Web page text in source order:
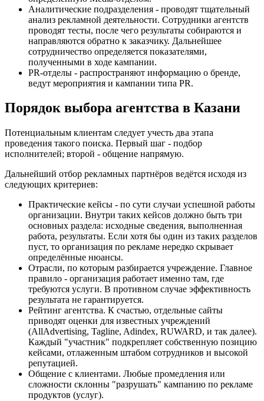
Аналитические подразделения - проводят тщательный
анализ рекламной деятельности. Сотрудники агентств
проводят тесты, после чего результаты собираются и
направляются обратно к заказчику. Дальнейшее
сотрудничество определяется показателями,
полученными в ходе кампании.
PR-отделы - распространяют информацию о бренде,
ведут мероприятия и кампании типа PR.
Порядок выбора агентства в Казани
Потенциальным клиентам следует учесть два этапа
проведения такого поиска. Первый шаг - подбор
исполнителей; второй - общение напрямую.
Дальнейший отбор рекламных партнёров ведётся исходя из
следующих критериев:
Практические кейсы - по сути случаи успешной работы
организации. Внутри таких кейсов должно быть три
основных раздела: исходные сведения, выполненная
работа, результаты. Если хотя бы один из таких разделов
пуст, то организация по рекламе нередко скрывает
определённые нюансы.
Отрасли, по которым разбирается учреждение. Главное
правило - организация работает именно там, где
требуются услуги. В противном случае эффективность
результата не гарантируется.
Рейтинг агентства. К счастью, отдельные сайты
приводят оценки для известных учреждений
(AllAdvertising, Tagline, Adindex, RUWARD, и так далее).
Каждый "участник" подкрепляет собственную позицию
кейсами, отлаженным штабом сотрудников и высокой
репутацией.
Общение с клиентами. Любые промедления или
сложности склонны "разрушать" кампанию по рекламе
продуктов (услуг).